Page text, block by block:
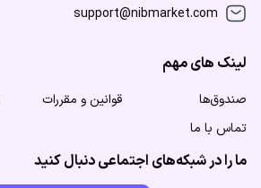
support@nibmarket.com
لینک های مهم
صندوق‌ها قوانین و مقررات
تماس با ما
ما را در شبکه‌های اجتماعی دنبال کنید